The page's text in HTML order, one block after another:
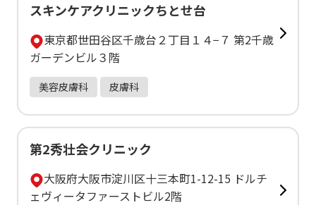
スキンケアクリニックちとせ台
東京都世田谷区千歳台２丁目１４−７ 第2千歳
ガーデンビル３階
美容皮膚科 皮膚科
第2秀壮会クリニック
大阪府大阪市淀川区十三本町1-12-15 ドルチ
ェヴィータファーストビル2階